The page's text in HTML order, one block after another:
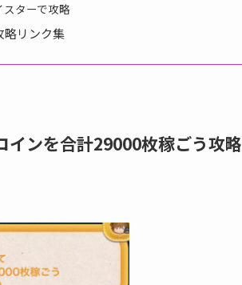
ターで攻略
略リンク集
インを合計29000枚稼ごう攻略